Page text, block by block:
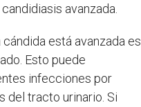
avanzada.
está avanzada es
Esto puede
infecciones por
del tracto urinario. Si